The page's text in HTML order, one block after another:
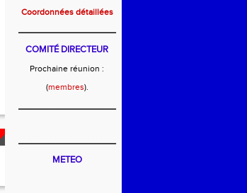
Coordonnées détaillées
_______________________
COMITÉ DIRECTEUR
Prochaine réunion :
(membres).
_______________________
_______________________
METEO